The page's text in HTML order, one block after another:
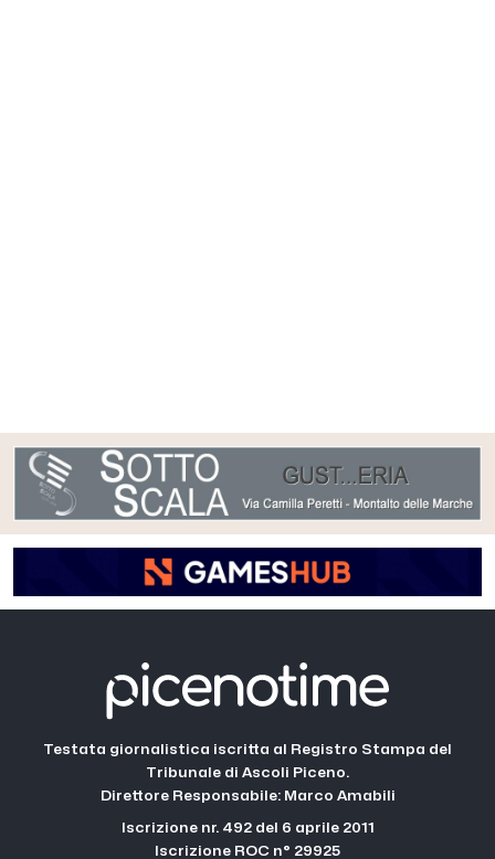
Testata giornalistica iscritta al Registro Stampa del
Tribunale di Ascoli Piceno.
Direttore Responsabile: Marco Amabili
Iscrizione nr. 492 del 6 aprile 2011
Iscrizione ROC n° 29925